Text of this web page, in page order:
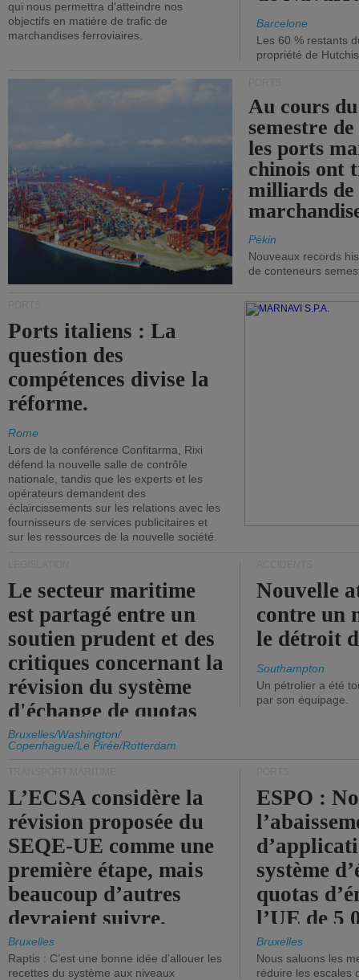
qui nous permettra d'atteindre nos
objectifs en matière de trafic de
marchandises ferroviaires.
Barcelone
Les 60 % restants
propriété de
Au cours
semestre
les ports
chinois ont
milliards de
Pékin
Nouveaux records
de conteneurs
Ports italiens : La
question des
compétences divise la
réforme.
Rome
Lors de la conférence Confitarma, Rixi
défend la nouvelle salle de contrôle
nationale, tandis que les experts et les
opérateurs demandent des
éclaircissements sur les relations avec les
fournisseurs de services publicitaires et
sur les ressources de la nouvelle société.
Le secteur maritime
est partagé entre un
soutien prudent et des
critiques concernant la
révision du système
d'échange de quotas
d'émission de l'UE.
Bruxelles/Washington/
Copenhague/Le Pirée/Rotterdam
Nouvelle
contre un
le détroit
Southampton
Un pétrolier a été
par son équipage.
L’ECSA considère la
révision proposée du
SEQE-UE comme une
première étape, mais
beaucoup d’autres
devraient suivre.
Bruxelles
Raptis : C’est une bonne idée d’allouer les
recettes du système aux niveaux
ESPO :
système
quotas
l’UE de 5
tonneaux
brute.
Bruxelles
Nous saluons les
réduire les escales